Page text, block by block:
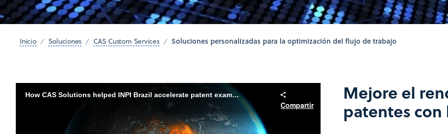
Inicio Soluciones CAS Custom Services Soluciones personalizadas para la optimización del flujo de trabajo
How CAS Solutions helped INPI Brazil accelerate patent examinations
Compartir
Mejore el
patentes con